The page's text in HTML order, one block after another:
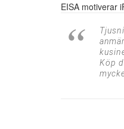
EISA motiverar
Köp